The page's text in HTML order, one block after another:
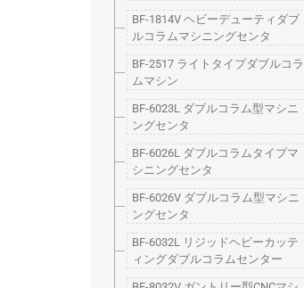
BF-1814V ヘビーデューティダブ
ルコラムマシニングセンタ
BF-2517 ライトタイプダブルコラ
ムマシン
BF-6023L ダブルコラム型マシニ
ングセンタ
BF-6026L ダブルコラムタイプマ
シニングセンタ
BF-6026V ダブルコラム型マシニ
ングセンタ
BF-6032L リジッドヘビーカッテ
ィングダブルコラムセンター